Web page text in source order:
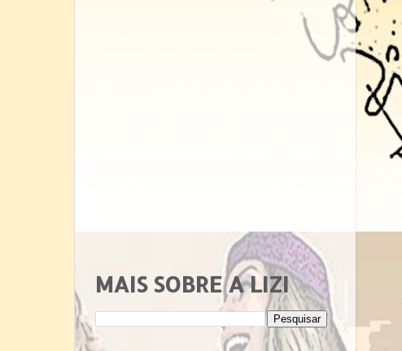
MAIS SOBRE A LIZI